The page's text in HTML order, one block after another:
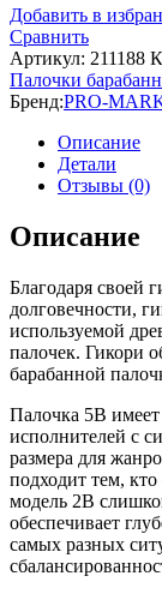
Добавить в
Сравнить
Артикул: 211188
Палочки
Бренд:PRO-
Описание
Детали
Отзывы (0)
Описание
Благодаря своей
долговечности,
используемой
палочек. Гикори
барабанной
Палочка 5B
исполнителей с
размера для
подходит тем,
модель 2B
обеспечивает
самых разных